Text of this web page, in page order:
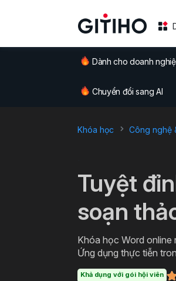
Dành cho doanh
Chuyển đổi sang AI
Khóa học Công nghệ
Tuyệt
soạn
Khóa học Word
Ứng dụng thực tiễn
Khả dụng với gói hội viên